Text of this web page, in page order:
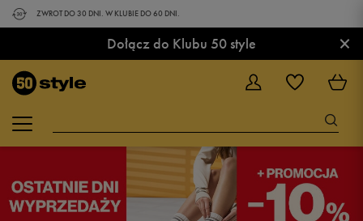
ZWROT DO 30 DNI. W KLUBIE DO 60 DNI.
Dołącz do Klubu 50 style ×